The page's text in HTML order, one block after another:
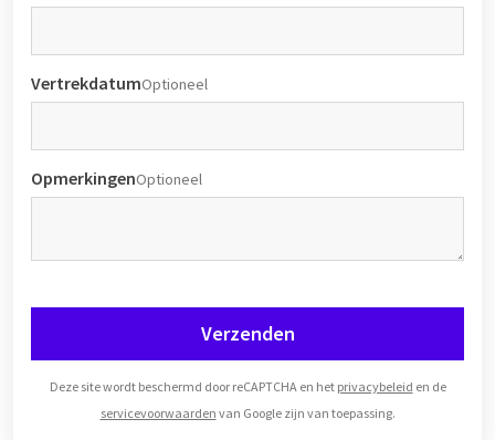
VertrekdatumOptioneel
OpmerkingenOptioneel
Verzenden
Deze site wordt beschermd door reCAPTCHA en het privacybeleid en de
servicevoorwaarden van Google zijn van toepassing.